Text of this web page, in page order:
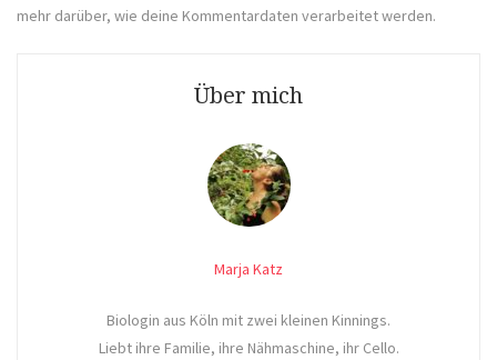
mehr darüber, wie deine Kommentardaten verarbeitet werden.
Über mich
Marja Katz
Biologin aus Köln mit zwei kleinen Kinnings.
Liebt ihre Familie, ihre Nähmaschine, ihr Cello.